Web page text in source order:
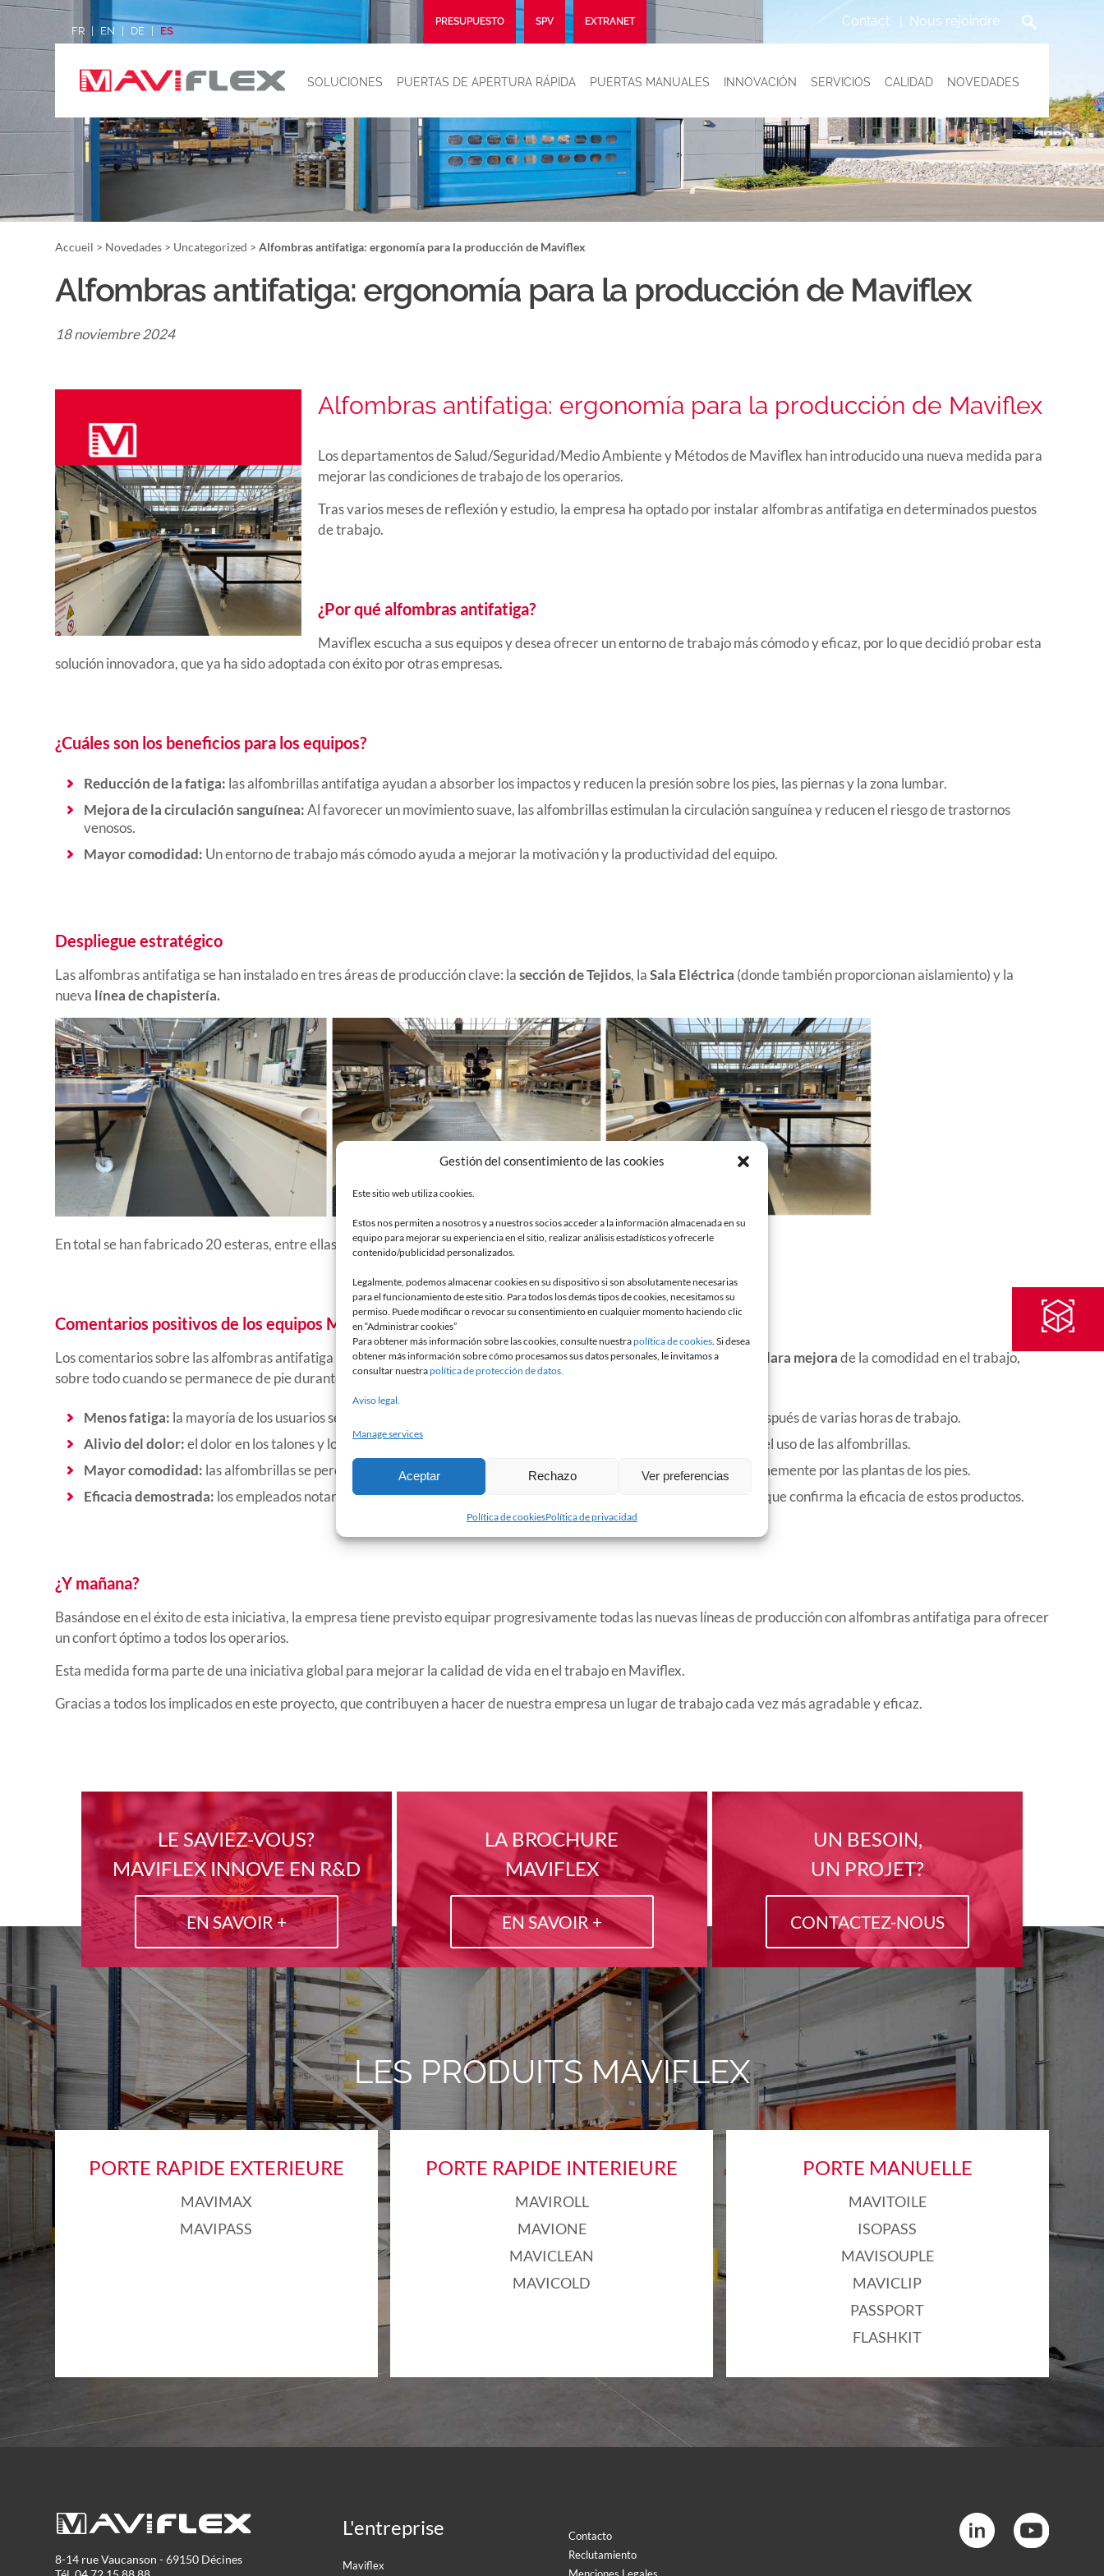
Gestión del consentimiento de las cookies
Este sitio web utiliza cookies.
Estos nos permiten a nosotros y a nuestros socios acceder a la información almacenada en su
equipo para mejorar su experiencia en el sitio, realizar análisis estadísticos y ofrecerle
contenido/publicidad personalizados.
Legalmente, podemos almacenar cookies en su dispositivo si son absolutamente necesarias
para el funcionamiento de este sitio. Para todos los demás tipos de cookies, necesitamos su
permiso. Puede modificar o revocar su consentimiento en cualquier momento haciendo clic
en “Administrar cookies”
Para obtener más información sobre las cookies, consulte nuestrapolítica de cookies . Si desea
obtener más información sobre cómo procesamos sus datos personales, le invitamos a
consultar nuestrapolítica de protección de datos.
Aviso legal.
Manage services
Aceptar Rechazo Ver preferencias
Política de cookiesPolítica de privacidad
FR EN DE ES
Contact Nous rejoindre
PRESUPUESTO SPV EXTRANET
SOLUCIONES PUERTAS DE APERTURA RÁPIDA PUERTAS MANUALES INNOVACIÓN SERVICIOS CALIDAD NOVEDADES
Accueil > Novedades > Uncategorized > Alfombras antifatiga: ergonomía para la producción de Maviflex
Alfombras antifatiga: ergonomía para la producción de Maviflex
18 noviembre 2024
Alfombras antifatiga: ergonomía para la producción de Maviflex
Los departamentos de Salud/Seguridad/Medio Ambiente y Métodos de Maviflex han introducido una nueva medida para
mejorar las condiciones de trabajo de los operarios.
Tras varios meses de reflexión y estudio, la empresa ha optado por instalar alfombras antifatiga en determinados puestos
de trabajo.
¿Por qué alfombras antifatiga?
Maviflex escucha a sus equipos y desea ofrecer un entorno de trabajo más cómodo y eficaz, por lo que decidió probar esta
solución innovadora, que ya ha sido adoptada con éxito por otras empresas.
¿Cuáles son los beneficios para los equipos?
Reducción de la fatiga: las alfombrillas antifatiga ayudan a absorber los impactos y reducen la presión sobre los pies, las piernas y la zona lumbar.
Mejora de la circulación sanguínea:Al favorecer un movimiento suave, las alfombrillas estimulan la circulación sanguínea y reducen el riesgo de trastornos
venosos.
Mayor comodidad: Un entorno de trabajo más cómodo ayuda a mejorar la motivación y la productividad del equipo.
Despliegue estratégico
Las alfombras antifatiga se han instalado en tres áreas de producción clave: lasección de Tejidos, laSala Eléctrica (donde también proporcionan aislamiento) y la
nueva línea de chapistería.
En total se han fabricado 20 esteras, entre ellas 17 esteras antideslizantes y 3 esteras aislantes.
Comentarios positivos de los equipos Maviflex
Los comentarios sobre las alfombras antifatiga han sido muy positivos. Los equipos de líneas y electricidad señalan una clara mejorade la comodidad en el trabajo,
sobre todo cuando se permanece de pie durante largos periodos:
Menos fatiga: la mayoría de los usuarios señalan una clara reducción de la fatiga en las piernas y los pies, incluso después de varias horas de trabajo.
Alivio del dolor:el dolor en los talones y los pies, que antes era habitual, se reduce o desaparece por completo con el uso de las alfombrillas.
Mayor comodidad: las alfombrillas se perciben como agradables y cómodas, porque distribuyen la presión uniformemente por las plantas de los pies.
Eficacia demostrada: los empleados notaron una diferencia real entre las zonas con y sin alfombrillas antifatiga, lo que confirma la eficacia de estos productos.
¿Y mañana?
Basándose en el éxito de esta iniciativa, la empresa tiene previsto equipar progresivamente todas las nuevas líneas de producción con alfombras antifatiga para ofrecer
un confort óptimo a todos los operarios.
Esta medida forma parte de una iniciativa global para mejorar la calidad de vida en el trabajo en Maviflex.
Gracias a todos los implicados en este proyecto, que contribuyen a hacer de nuestra empresa un lugar de trabajo cada vez más agradable y eficaz.
LE SAVIEZ-VOUS?
MAVIFLEX INNOVE EN R&D
EN SAVOIR +
LA BROCHURE
MAVIFLEX
EN SAVOIR +
UN BESOIN,
UN PROJET?
CONTACTEZ-NOUS
LES PRODUITS MAVIFLEX
PORTE RAPIDE EXTERIEURE
MAVIMAX
MAVIPASS
PORTE RAPIDE INTERIEURE
MAVIROLL
MAVIONE
MAVICLEAN
MAVICOLD
PORTE MANUELLE
MAVITOILE
ISOPASS
MAVISOUPLE
MAVICLIP
PASSPORT
FLASHKIT
8-14 rue Vaucanson - 69150 Décines
L'entreprise
Maviflex
Contacto
Reclutamiento